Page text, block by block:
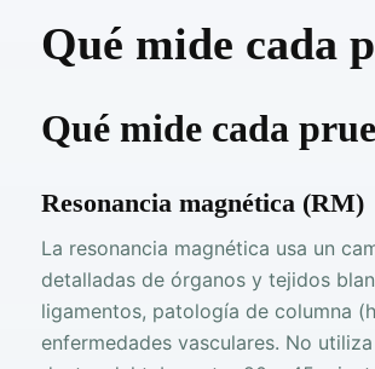
Qué mide cada
Qué mide cada
Resonancia magnética (RM)
La resonancia magnética usa un
detalladas de órganos y tejidos
ligamentos, patología de columna
enfermedades vasculares. No